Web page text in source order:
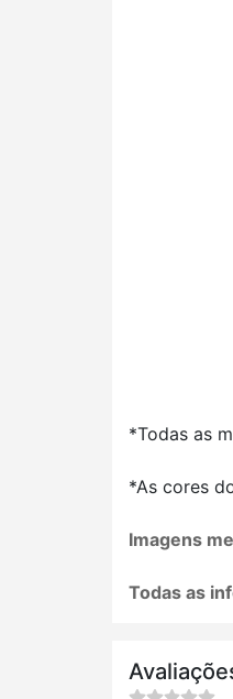
*Todas as
*As cores
Imagens
Todas as